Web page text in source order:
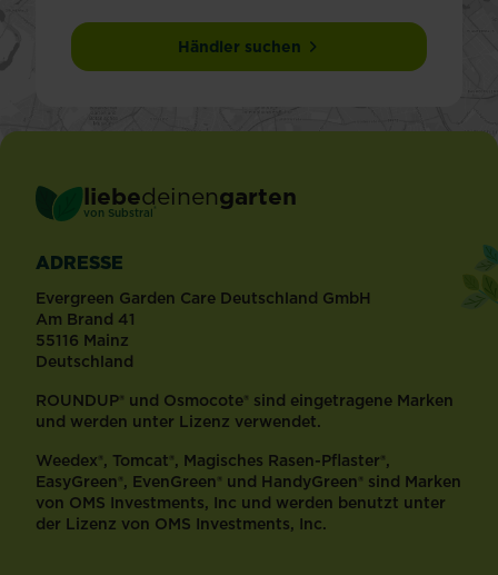
Händler suchen
liebedeinengarten
von Substral ®
ADRESSE
Evergreen Garden Care Deutschland GmbH
Am Brand 41
55116 Mainz
Deutschland
ROUNDUP® und Osmocote® sind eingetragene Marken
und werden unter Lizenz verwendet.
Weedex®, Tomcat®, Magisches Rasen-Pflaster®,
EasyGreen®, EvenGreen® und HandyGreen® sind Marken
von OMS Investments, Inc und werden benutzt unter
der Lizenz von OMS Investments, Inc.